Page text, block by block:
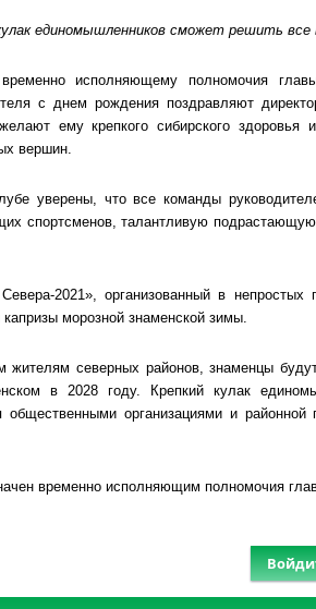
единомышленников сможет решить все
исполняющему полномочия
с днем рождения поздравляют
ему крепкого сибирского
вершин.
уверены, что все команды
спортсменов, талантливую
2021», организованный в
морозной знаменской зимы.
северных районов, знаменцы
в 2028 году. Крепкий кулак
организациями и
временно исполняющим полномочия